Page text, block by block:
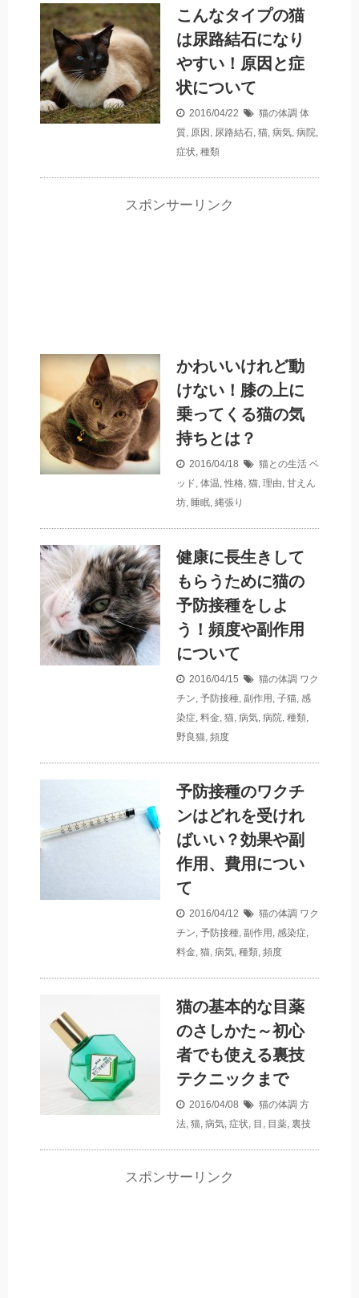
こんなタイプの猫
は尿路結石になり
やすい！原因と症
状について
2016/04/22 猫の体調 体
質, 原因 , 尿路結石, 猫, 病気, 病院,
症状, 種類
スポンサーリンク
かわいいけれど動
けない！膝の上に
乗ってくる猫の気
持ちとは？
2016/04/18 猫との生活 ベ
ッド, 体温, 性格, 猫, 理由, 甘えん
坊, 睡眠, 縄張り
健康に長生きして
もらうために猫の
予防接種をしよ
う！頻度や副作用
について
2016/04/15 猫の体調 ワク
チン, 予防接種, 副作用 , 子猫, 感
染症, 料金, 猫, 病気, 病院, 種類,
野良猫, 頻度
予防接種のワクチ
ンはどれを受けれ
ばいい？効果や副
作用、費用につい
て
2016/04/12 猫の体調 ワク
チン, 予防接種, 副作用 , 感染症,
料金, 猫, 病気, 種類, 頻度
猫の基本的な目薬
のさしかた～初心
者でも使える裏技
テクニックまで
2016/04/08 猫の体調 方
法, 猫, 病気, 症状, 目 , 目薬, 裏技
スポンサーリンク